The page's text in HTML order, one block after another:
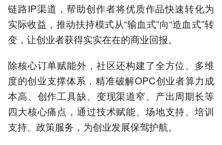
链路IP渠道，帮助创作者将优质作品快速转化为
实际收益，推动扶持模式从“输血式”向“造血式”转
变，让创业者获得实实在在的商业回报。
除核心订单赋能外，社区还构建了全方位、多维
度的创业支撑体系，精准破解OPC创业者算力成
本高、创作工具缺、变现渠道窄、产出周期长等
四大核心痛点，通过技术赋能、场地支持、培训
支持、政策服务，为创业发展保驾护航。